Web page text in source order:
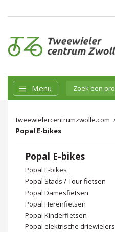
Menu
tweewielercentrumzwolle.com
Popal E-bikes
Popal E-bikes
Popal E-bikes
Popal Stads / Tour fietsen
Popal Damesfietsen
Popal Herenfietsen
Popal Kinderfietsen
Popal elektrische driewielers